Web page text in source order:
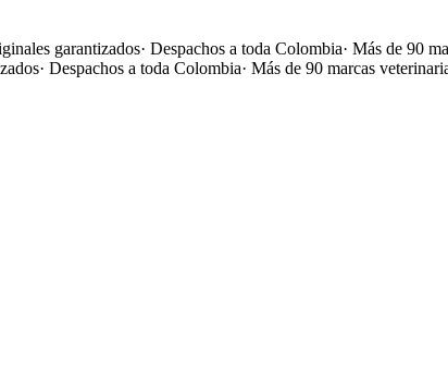
garantizados· Despachos a toda Colombia· Más de 90
· Despachos a toda Colombia· Más de 90 marcas